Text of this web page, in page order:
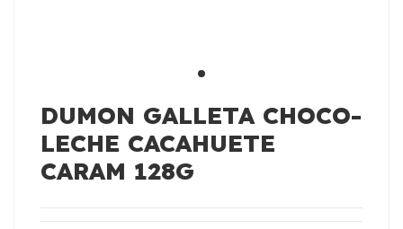
DUMON GALLETA CHOCO-
LECHE CACAHUETE
CARAM 128G